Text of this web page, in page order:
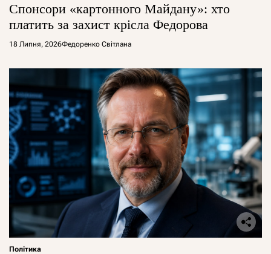
Спонсори «картонного Майдану»: хто
платить за захист крісла Федорова
18 Липня, 2026Федоренко Світлана
Політика